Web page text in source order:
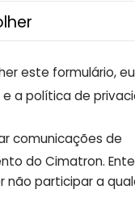
este formulário,
a política de
comunicações de
do Cimatron.
não participar a